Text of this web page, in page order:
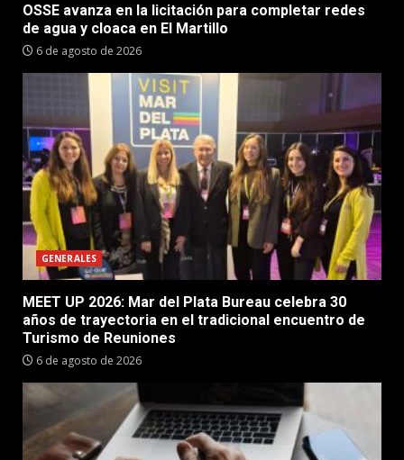
OSSE avanza en la licitación para completar redes
de agua y cloaca en El Martillo
6 de agosto de 2026
GENERALES
MEET UP 2026: Mar del Plata Bureau celebra 30
años de trayectoria en el tradicional encuentro de
Turismo de Reuniones
6 de agosto de 2026